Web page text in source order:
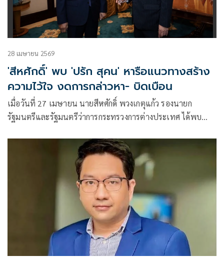
28 เมษายน 2569
'สีหศักดิ์' พบ 'ปรัก สุคน' หารือแนวทางสร้าง
ความไว้ใจ งดการกล่าวหา- บิดเบือน
เมื่อวันที่ 27 เมษายน นายสีหศักดิ์ พวงเกตุแก้ว รองนายก
รัฐมนตรีและรัฐมนตรีว่าการกระทรวงการต่างประเทศ ได้พบ